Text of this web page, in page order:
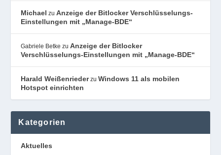
Michael zuAnzeige der Bitlocker Verschlüsselungs-
Einstellungen mit „Manage-BDE“
Gabriele Betke zuAnzeige der Bitlocker
Verschlüsselungs-Einstellungen mit „Manage-BDE“
Harald WeißenriederzuWindows 11 als mobilen
Hotspot einrichten
Kategorien
Aktuelles